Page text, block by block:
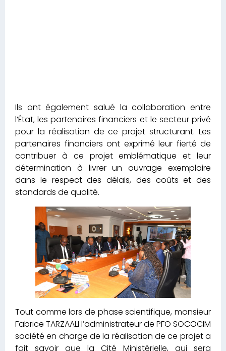
contribuer à ce projet emblématique et leur
détermination à livrer un ouvrage exemplaire
dans le respect des délais, des coûts et des
standards de qualité.
Tout comme lors de phase scientifique, monsieur
Fabrice TARZAALI l’administrateur de PFO SOCOCIM
société en charge de la réalisation de ce projet a
fait savoir que la Cité Ministérielle, qui sera
implantée sur le site du pôle exécutif de Lomé 2,
comprendra 90 000 m2 de bureaux destinés à
accueillir plusieurs ministères et plus de 4 500
agents publics. Le projet intègre des dispositifs